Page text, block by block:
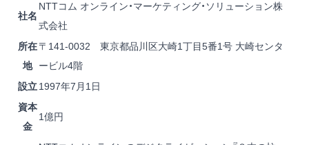
社名
NTTコム オンライン・マーケティング・ソリューション株
式会社
所在
地
〒141-0032 東京都品川区大崎1丁目5番1号 大崎センタ
ービル4階
設立 1997年7月1日
資本
金
1億円